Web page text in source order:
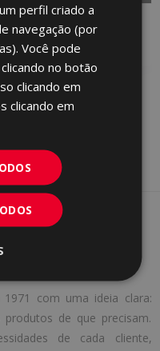
FRONT
PORCELAIN
com uma ideia clara:
de que precisam.
de cada cliente,
GERMAN
PORTUGUESE
perfil criado a
navegação (por
Você pode
no botão
clicando em
clicando em